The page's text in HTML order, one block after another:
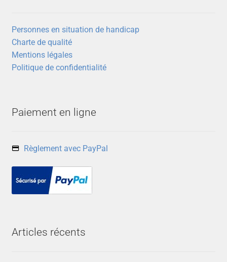
Personnes en situation de handicap
Charte de qualité
Mentions légales
Politique de confidentialité
Paiement en ligne
Règlement avec PayPal
Articles récents